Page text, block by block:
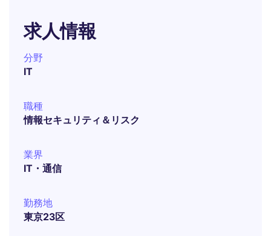
求人情報
分野
IT
職種
情報セキュリティ＆リスク
業界
IT・通信
勤務地
東京23区